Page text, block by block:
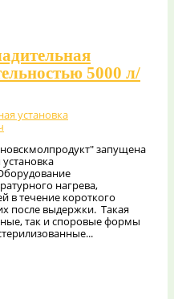
5000 л/
запущена
нагрева,
в течение короткого
после выдержки. Такая
так и споровые формы